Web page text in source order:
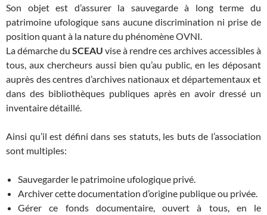
Son objet est d’assurer la sauvegarde à long terme du
patrimoine ufologique sans aucune discrimination ni prise de
position quant à la nature du phénomène OVNI.
La démarche du SCEAU vise à rendre ces archives accessibles à
tous, aux chercheurs aussi bien qu’au public, en les déposant
auprès des centres d’archives nationaux et départementaux et
dans des bibliothèques publiques après en avoir dressé un
inventaire détaillé.
Ainsi qu’il est défini dans ses statuts, les buts de l’association
sont multiples:
Sauvegarder le patrimoine ufologique privé.
Archiver cette documentation d’origine publique ou privée.
Gérer ce fonds documentaire, ouvert à tous, en le